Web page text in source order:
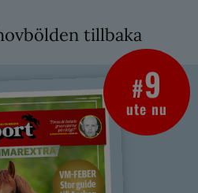
tillbaka
#9
ute nu